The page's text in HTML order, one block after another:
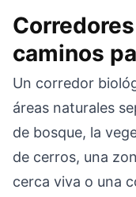
caminos
Un corredor
áreas naturales
de bosque, la
de cerros, una
cerca viva o una